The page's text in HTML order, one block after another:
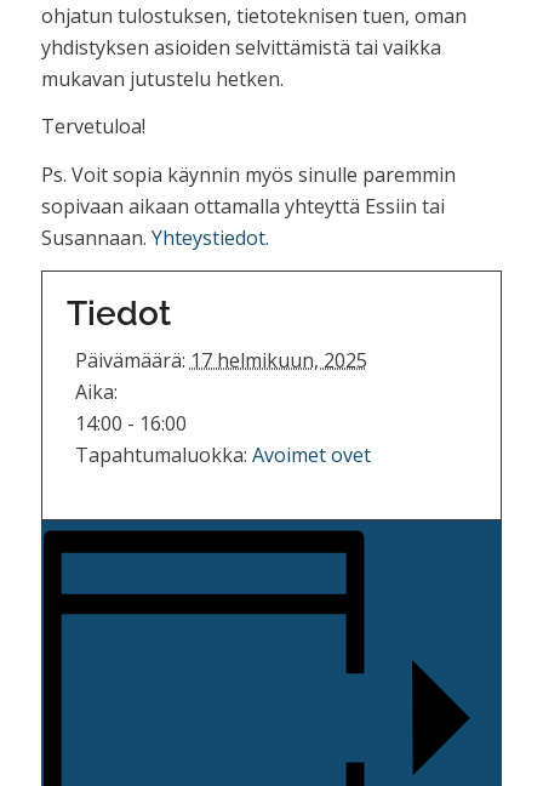
ohjatun tulostuksen, tietoteknisen tuen, oman
yhdistyksen asioiden selvittämistä tai vaikka
mukavan jutustelu hetken.
Tervetuloa!
Ps. Voit sopia käynnin myös sinulle paremmin
sopivaan aikaan ottamalla yhteyttä Essiin tai
Susannaan. Yhteystiedot.
Tiedot
Päivämäärä: 17 helmikuun, 2025
Aika:
14:00 - 16:00
Tapahtumaluokka: Avoimet ovet